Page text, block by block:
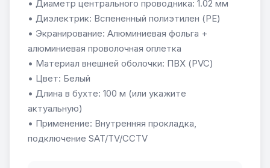
• Диаметр центрального проводника: 1.02 мм
• Диэлектрик: Вспененный полиэтилен (PE)
• Экранирование: Алюминиевая фольга +
алюминиевая проволочная оплетка
• Материал внешней оболочки: ПВХ (PVC)
• Цвет: Белый
• Длина в бухте: 100 м (или укажите
актуальную)
• Применение: Внутренняя прокладка,
подключение SAT/TV/CCTV